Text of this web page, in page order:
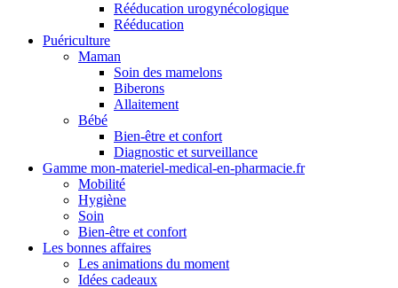
Rééducation urogynécologique
Rééducation
Puériculture
Maman
Soin des mamelons
Biberons
Allaitement
Bébé
Bien-être et confort
Diagnostic et surveillance
Gamme mon-materiel-medical-en-pharmacie.fr
Mobilité
Hygiène
Soin
Bien-être et confort
Les bonnes affaires
Les animations du moment
Idées cadeaux